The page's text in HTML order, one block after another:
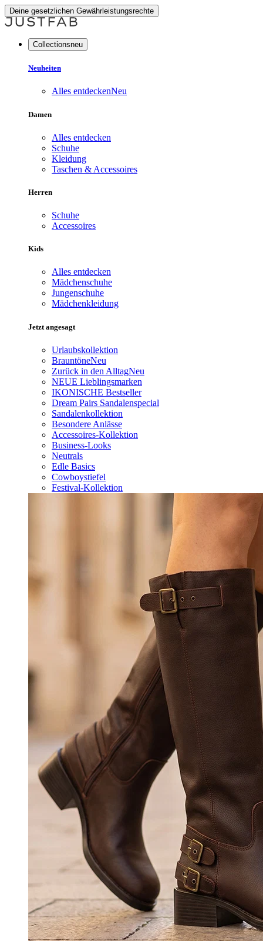
Deine gesetzlichen Gewährleistungsrechte
Collectionsneu
Neuheiten
Alles entdeckenNeu
Damen
Alles entdecken
Schuhe
Kleidung
Taschen & Accessoires
Herren
Schuhe
Accessoires
Kids
Alles entdecken
Mädchenschuhe
Jungenschuhe
Mädchenkleidung
Jetzt angesagt
Urlaubskollektion
BrauntöneNeu
Zurück in den AlltagNeu
NEUE Lieblingsmarken
IKONISCHE Bestseller
Dream Pairs Sandalenspecial
Sandalenkollektion
Besondere Anlässe
Accessoires-Kollektion
Business-Looks
Neutrals
Edle Basics
Cowboystiefel
Festival-Kollektion